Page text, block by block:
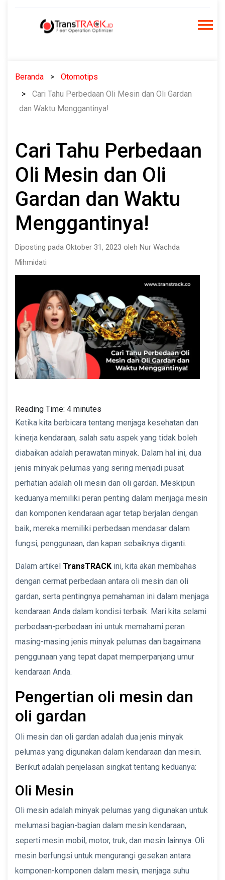
Beranda
Otomotips
Cari Tahu Perbedaan Oli Mesin dan Oli Gardan
dan Waktu Menggantinya!
Cari Tahu Perbedaan
Oli Mesin dan Oli
Gardan dan Waktu
Menggantinya!
Diposting pada Oktober 31, 2023 oleh Nur Wachda
Mihmidati
Reading Time: 4 minutes
Ketika kita berbicara tentang menjaga kesehatan dan
kinerja kendaraan, salah satu aspek yang tidak boleh
diabaikan adalah perawatan minyak. Dalam hal ini, dua
jenis minyak pelumas yang sering menjadi pusat
perhatian adalah oli mesin dan oli gardan. Meskipun
keduanya memiliki peran penting dalam menjaga mesin
dan komponen kendaraan agar tetap berjalan dengan
baik, mereka memiliki perbedaan mendasar dalam
fungsi, penggunaan, dan kapan sebaiknya diganti.
Dalam artikel TransTRACK ini, kita akan membahas
dengan cermat perbedaan antara oli mesin dan oli
gardan, serta pentingnya pemahaman ini dalam menjaga
kendaraan Anda dalam kondisi terbaik. Mari kita selami
perbedaan-perbedaan ini untuk memahami peran
masing-masing jenis minyak pelumas dan bagaimana
penggunaan yang tepat dapat memperpanjang umur
kendaraan Anda.
Pengertian oli mesin dan
oli gardan
Oli mesin dan oli gardan adalah dua jenis minyak
pelumas yang digunakan dalam kendaraan dan mesin.
Berikut adalah penjelasan singkat tentang keduanya:
Oli Mesin
Oli mesin adalah minyak pelumas yang digunakan untuk
melumasi bagian-bagian dalam mesin kendaraan,
seperti mesin mobil, motor, truk, dan mesin lainnya. Oli
mesin berfungsi untuk mengurangi gesekan antara
komponen-komponen dalam mesin, menjaga suhu